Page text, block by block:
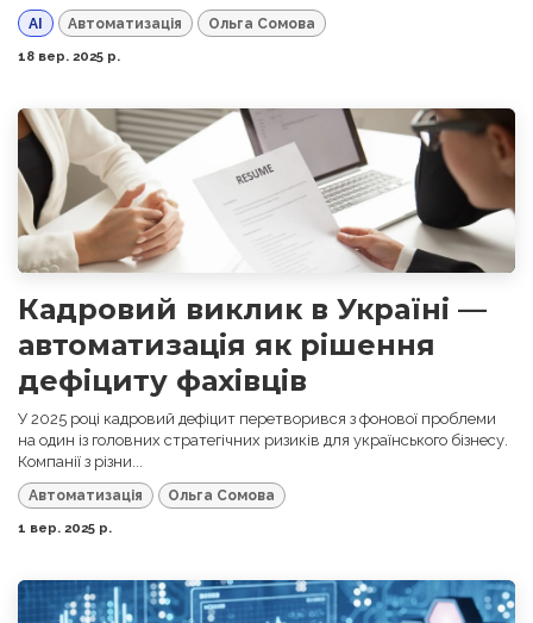
AI Автоматизація
Ольга Сомова
18 вер. 2025 р.
Кадровий виклик в Україні —
автоматизація як рішення
дефіциту фахівців
У 2025 році кадровий дефіцит перетворився з фонової проблеми
на один із головних стратегічних ризиків для українського бізнесу.
Компанії з різни...
Автоматизація
Ольга Сомова
1 вер. 2025 р.